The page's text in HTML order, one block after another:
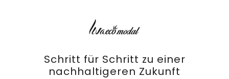
Schritt für Schritt zu einer
nachhaltigeren Zukunft